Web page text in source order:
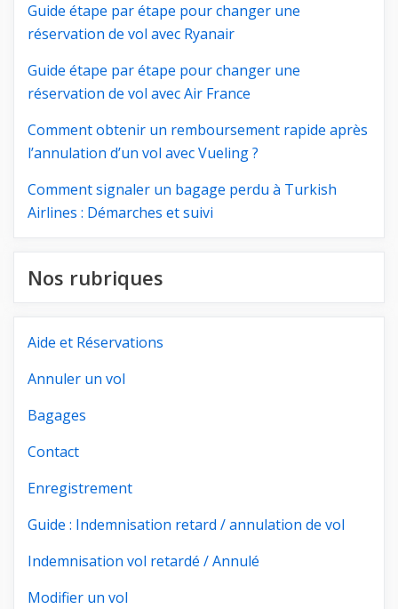
Guide étape par étape pour changer une
réservation de vol avec Ryanair
Guide étape par étape pour changer une
réservation de vol avec Air France
Comment obtenir un remboursement rapide après
l’annulation d’un vol avec Vueling ?
Comment signaler un bagage perdu à Turkish
Airlines : Démarches et suivi
Nos rubriques
Aide et Réservations
Annuler un vol
Bagages
Contact
Enregistrement
Guide : Indemnisation retard / annulation de vol
Indemnisation vol retardé / Annulé
Modifier un vol